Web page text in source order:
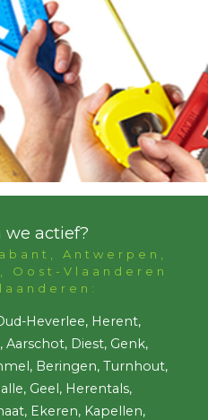
we actief?
Antwerpen,
Oost-Vlaanderen
Heverlee, Herent,
Aarschot, Diest, Genk,
Beringen, Turnhout,
Geel, Herentals,
Ekeren, Kapellen,